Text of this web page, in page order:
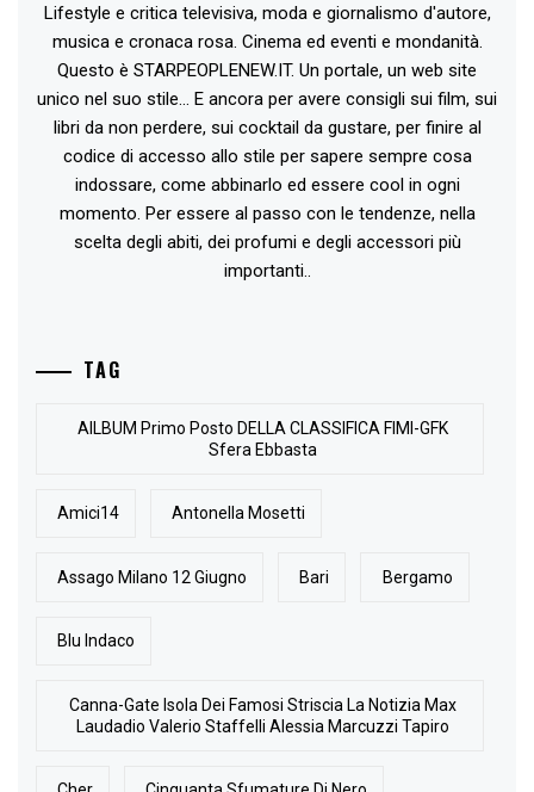
Lifestyle e critica televisiva, moda e giornalismo d'autore,
musica e cronaca rosa. Cinema ed eventi e mondanità.
Questo è STARPEOPLENEW.IT. Un portale, un web site
unico nel suo stile... E ancora per avere consigli sui film, sui
libri da non perdere, sui cocktail da gustare, per finire al
codice di accesso allo stile per sapere sempre cosa
indossare, come abbinarlo ed essere cool in ogni
momento. Per essere al passo con le tendenze, nella
scelta degli abiti, dei profumi e degli accessori più
importanti..
TAG
AlLBUM Primo Posto DELLA CLASSIFICA FIMI-GFK
Sfera Ebbasta
Amici14 Antonella Mosetti
Assago Milano 12 Giugno Bari Bergamo
Blu Indaco
Canna-Gate Isola Dei Famosi Striscia La Notizia Max
Laudadio Valerio Staffelli Alessia Marcuzzi Tapiro